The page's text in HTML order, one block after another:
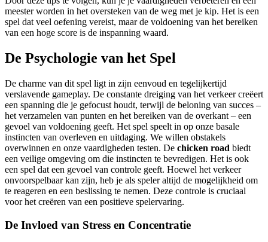
meester worden in het oversteken van de weg met je kip. Het is een
spel dat veel oefening vereist, maar de voldoening van het bereiken
van een hoge score is de inspanning waard.
De Psychologie van het Spel
De charme van dit spel ligt in zijn eenvoud en tegelijkertijd
verslavende gameplay. De constante dreiging van het verkeer creëert
een spanning die je gefocust houdt, terwijl de beloning van succes –
het verzamelen van punten en het bereiken van de overkant – een
gevoel van voldoening geeft. Het spel speelt in op onze basale
instincten van overleven en uitdaging. We willen obstakels
overwinnen en onze vaardigheden testen. De chicken road biedt
een veilige omgeving om die instincten te bevredigen. Het is ook
een spel dat een gevoel van controle geeft. Hoewel het verkeer
onvoorspelbaar kan zijn, heb je als speler altijd de mogelijkheid om
te reageren en een beslissing te nemen. Deze controle is cruciaal
voor het creëren van een positieve spelervaring.
De Invloed van Stress en Concentratie